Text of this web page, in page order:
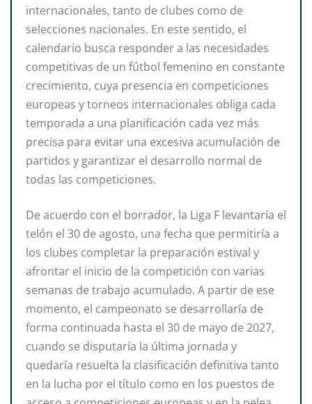
internacionales, tanto de clubes como de
selecciones nacionales. En este sentido, el
calendario busca responder a las necesidades
competitivas de un fútbol femenino en constante
crecimiento, cuya presencia en competiciones
europeas y torneos internacionales obliga cada
temporada a una planificación cada vez más
precisa para evitar una excesiva acumulación de
partidos y garantizar el desarrollo normal de
todas las competiciones.
De acuerdo con el borrador, la Liga F levantaría el
telón el 30 de agosto, una fecha que permitiría a
los clubes completar la preparación estival y
afrontar el inicio de la competición con varias
semanas de trabajo acumulado. A partir de ese
momento, el campeonato se desarrollaría de
forma continuada hasta el 30 de mayo de 2027,
cuando se disputaría la última jornada y
quedaría resuelta la clasificación definitiva tanto
en la lucha por el título como en los puestos de